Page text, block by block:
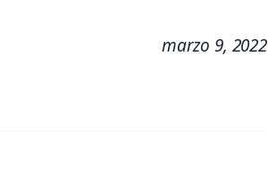
marzo 9, 2022